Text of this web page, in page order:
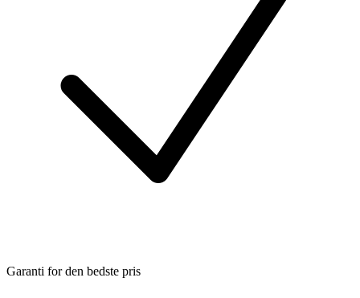
Garanti for den bedste pris